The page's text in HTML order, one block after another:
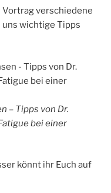
Vortrag verschiedene
wichtige Tipps
– Tipps von Dr.
bei einer
könnt ihr Euch auf